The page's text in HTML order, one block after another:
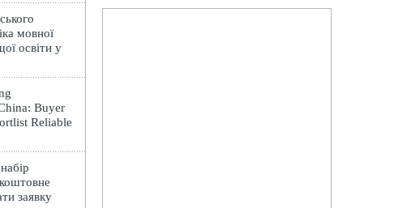
мовної
освіти у
Buyer
Reliable
заявку